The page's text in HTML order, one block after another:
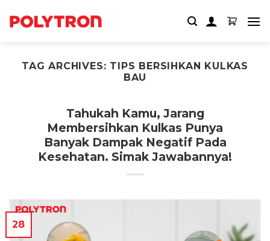
TAG ARCHIVES: TIPS BERSIHKAN KULKAS
BAU
Tahukah Kamu, Jarang
Membersihkan Kulkas Punya
Banyak Dampak Negatif Pada
Kesehatan. Simak Jawabannya!
28